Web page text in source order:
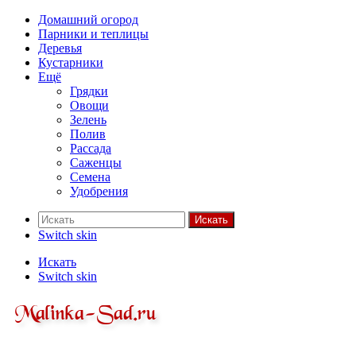
Домашний огород
Парники и теплицы
Деревья
Кустарники
Ещё
Грядки
Овощи
Зелень
Полив
Рассада
Саженцы
Семена
Удобрения
Искать
Switch skin
Искать
Switch skin